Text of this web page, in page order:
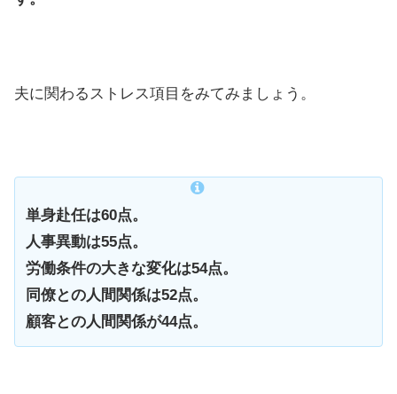
夫に関わるストレス項目をみてみましょう。
単身赴任は60点。
人事異動は55点。
労働条件の大きな変化は54点。
同僚との人間関係は52点。
顧客との人間関係が44点。